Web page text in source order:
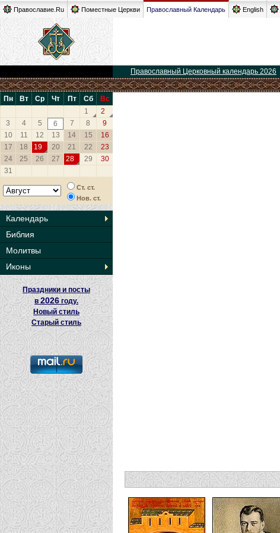
Православие.Ru Поместные Церкви Православный Календарь English
Православный Церковный календарь 2026
Пн Вт Ср Чт Пт Сб
Вс
1
2
3
4 5 6 7 8
9
10
11 12 13 14 15
16
17
18 19 20 21 22
23
24
25 26 27 28 29
30
31
Ст. ст.
Нов. ст.
Календарь
Библия
Молитвы
Иконы
Праздники и посты
в2026 году.
Новый стиль
Старый стиль